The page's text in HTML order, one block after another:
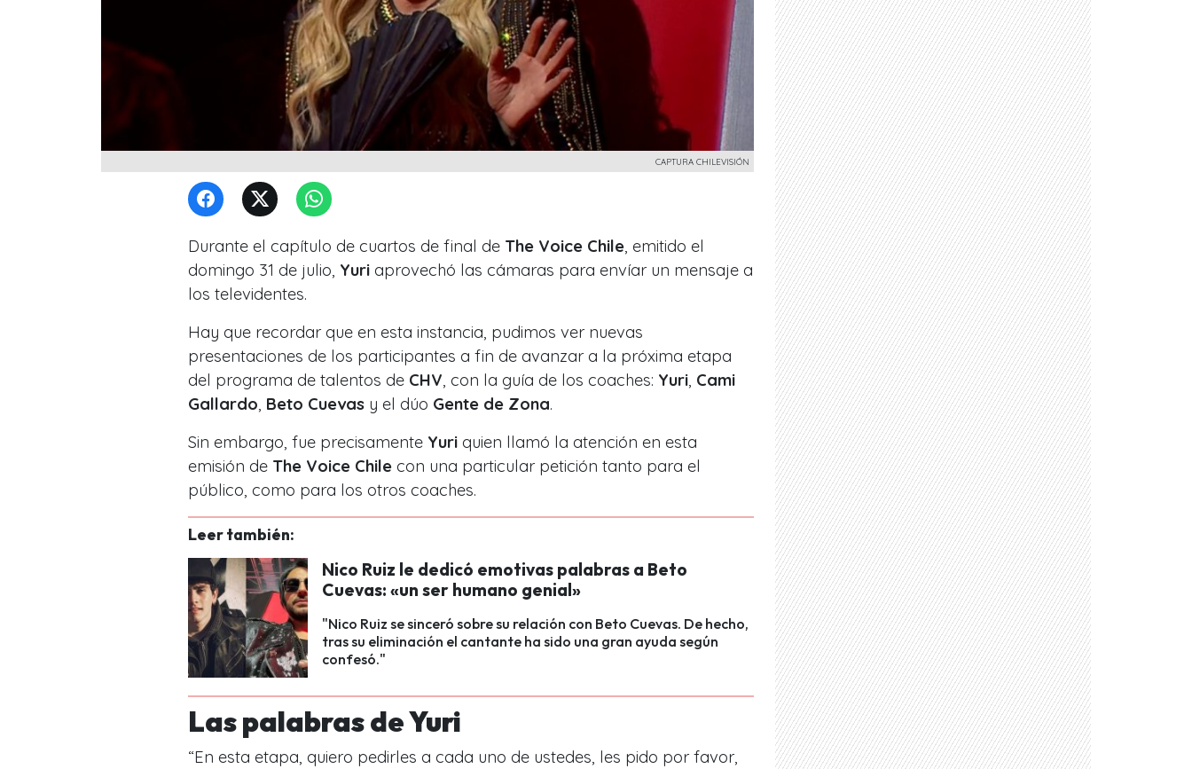
CAPTURA CHILEVISIÓN
Durante el capítulo de cuartos de final de The Voice Chile , emitido el
domingo 31 de julio, Yuri aprovechó las cámaras para envíar un mensaje a
los televidentes.
Hay que recordar que en esta instancia, pudimos ver nuevas
presentaciones de los participantes a fin de avanzar a la próxima etapa
del programa de talentos de CHV , con la guía de los coaches: Yuri Cami
Gallardo Beto Cuevas y el dúo Gente de Zona.
Sin embargo, fue precisamente Yuri quien llamó la atención en esta
emisión de The Voice Chile con una particular petición tanto para el
público, como para los otros coaches.
Leer también:
Nico Ruiz le dedicó emotivas palabras a Beto
Cuevas: «un ser humano genial»
"Nico Ruiz se sinceró sobre su relación con Beto Cuevas. De hecho,
tras su eliminación el cantante ha sido una gran ayuda según
confesó."
Las palabras de Yuri
“En esta etapa, quiero pedirles a cada uno de ustedes, les pido por favor,